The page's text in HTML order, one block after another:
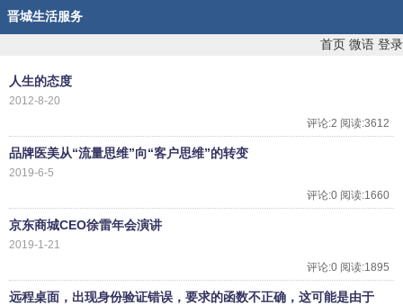
晋城生活服务
首页 微语 登录
人生的态度
2012-8-20
评论:2 阅读:3612
品牌医美从“流量思维”向“客户思维”的转变
2019-6-5
评论:0 阅读:1660
京东商城CEO徐雷年会演讲
2019-1-21
评论:0 阅读:1895
远程桌面，出现身份验证错误，要求的函数不正确，这可能是由于